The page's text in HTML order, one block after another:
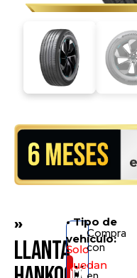
»
LlantaSolo
quedan
Compra
con
• Tipo de
vehículo: